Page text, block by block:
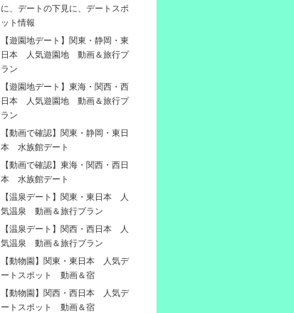
に、デートの下見に、デートスポ
ット情報
【遊園地デート】関東・静岡・東
日本 人気遊園地 動画＆旅行プ
ラン
【遊園地デート】東海・関西・西
日本 人気遊園地 動画＆旅行プ
ラン
【動画で確認】関東・静岡・東日
本 水族館デート
【動画で確認】東海・関西・西日
本 水族館デート
【温泉デート】関東・東日本 人
気温泉 動画＆旅行プラン
【温泉デート】関西・西日本 人
気温泉 動画＆旅行プラン
【動物園】関東・東日本 人気デ
ートスポット 動画＆宿
【動物園】関西・西日本 人気デ
ートスポット 動画＆宿